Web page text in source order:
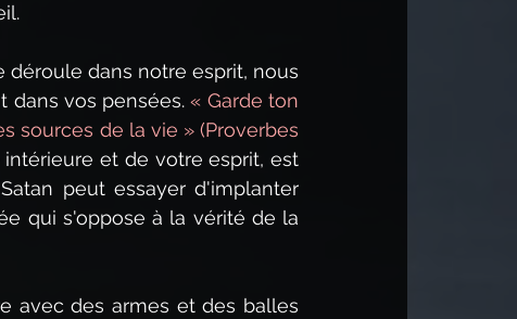
déroule dans notre esprit, nous
dans vos pensées. « Garde ton
sources de la vie » (Proverbes
et de votre esprit, est
peut essayer d'implanter
qui s'oppose à la vérité de la
avec des armes et des balles